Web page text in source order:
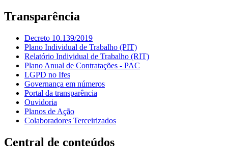
Transparência
Decreto 10.139/2019
Plano Individual de Trabalho (PIT)
Relatório Individual de Trabalho (RIT)
Plano Anual de Contratações - PAC
LGPD no Ifes
Governança em números
Portal da transparência
Ouvidoria
Planos de Ação
Colaboradores Terceirizados
Central de conteúdos